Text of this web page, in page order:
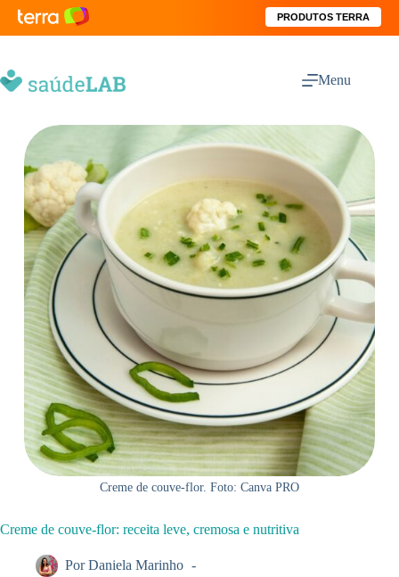
PRODUTOS TERRA
Menu
Creme de couve-flor. Foto: Canva PRO
Creme de couve-flor: receita leve, cremosa e nutritiva
Por Daniela Marinho